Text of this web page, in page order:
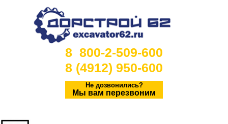
8 800-2-509-600
8 (4912) 950-600
Не дозвонились?
Мы вам перезвоним